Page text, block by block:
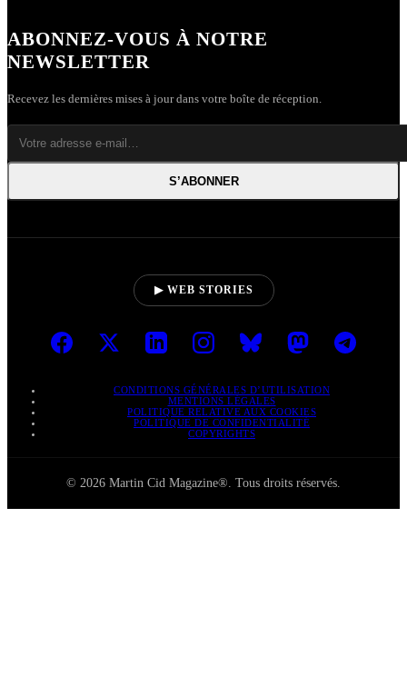
ABONNEZ-VOUS À NOTRE
NEWSLETTER
Recevez les dernières mises à jour dans votre boîte de réception.
S’ABONNER
▶ WEB STORIES
CONDITIONS GÉNÉRALES D’UTILISATION
MENTIONS LÉGALES
POLITIQUE RELATIVE AUX COOKIES
POLITIQUE DE CONFIDENTIALITÉ
COPYRIGHTS
© 2026 Martin Cid Magazine®. Tous droits réservés.